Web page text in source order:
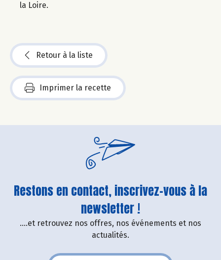
la Loire.
Retour à la liste
Imprimer la recette
Restons en contact, inscrivez-vous à la
newsletter !
....et retrouvez nos offres, nos événements et nos
actualités.